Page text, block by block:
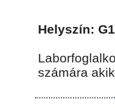
Helyszín:
számára